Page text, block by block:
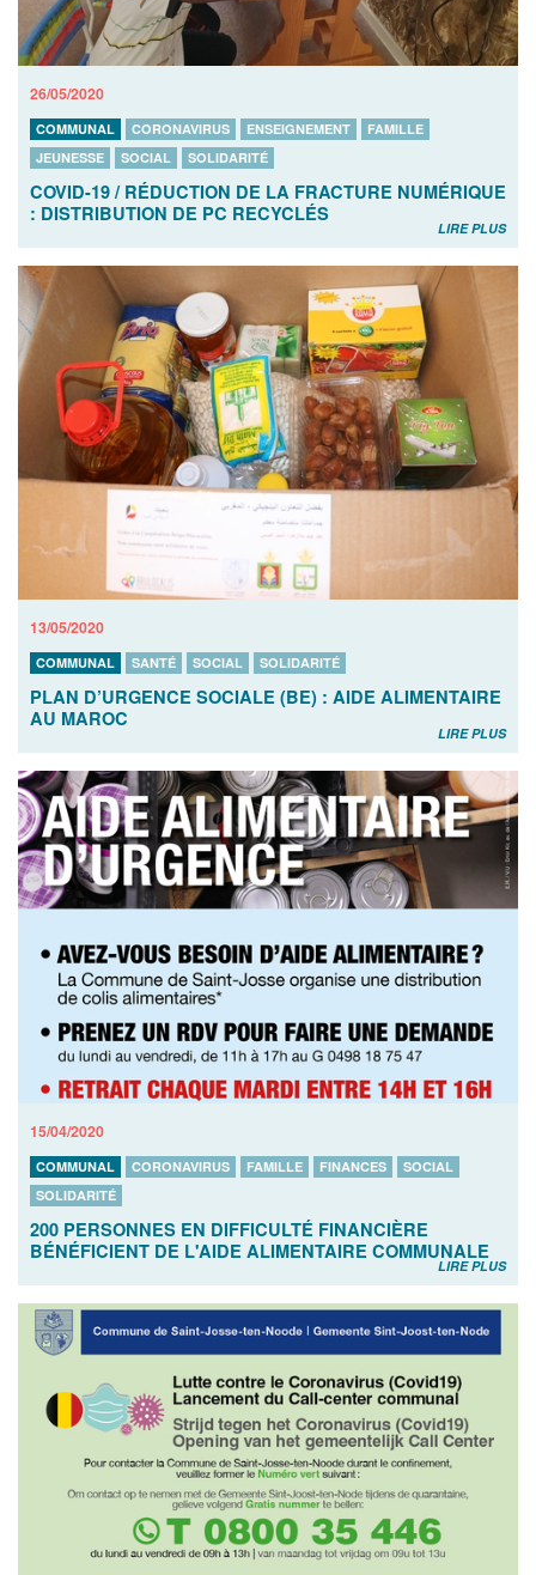
26/05/2020
COMMUNAL CORONAVIRUS ENSEIGNEMENT
FAMILLE
JEUNESSE
SOCIAL SOLIDARITÉ
COVID-19 / RÉDUCTION DE LA FRACTURE NUMÉRIQUE
: DISTRIBUTION DE PC RECYCLÉS
LIRE PLUS
13/05/2020
COMMUNAL SANTÉ SOCIAL SOLIDARITÉ
PLAN D’URGENCE SOCIALE (BE) : AIDE ALIMENTAIRE
AU MAROC
LIRE PLUS
15/04/2020
COMMUNAL CORONAVIRUS FAMILLE FINANCES
SOCIAL
SOLIDARITÉ
200 PERSONNES EN DIFFICULTÉ FINANCIÈRE
BÉNÉFICIENT DE L'AIDE ALIMENTAIRE COMMUNALE
LIRE PLUS